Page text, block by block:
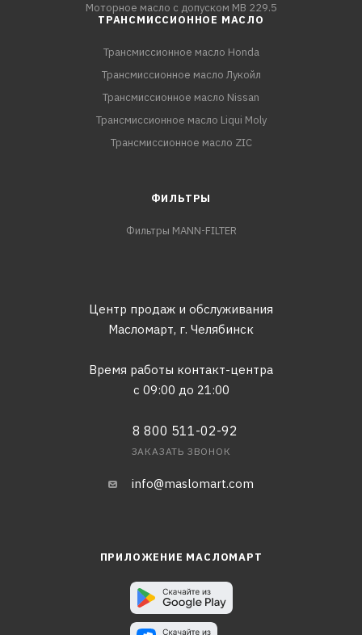
Моторное масло с допуском MB 229.5
ТРАНСМИССИОННОЕ МАСЛО
Трансмиссионное масло Honda
Трансмиссионное масло Лукойл
Трансмиссионное масло Nissan
Трансмиссионное масло Liqui Moly
Трансмиссионное масло ZIC
ФИЛЬТРЫ
Фильтры MANN-FILTER
Центр продаж и обслуживания
Масломарт, г. Челябинск
Время работы контакт-центра
с 09:00 до 21:00
8 800 511-02-92
ЗАКАЗАТЬ ЗВОНОК
info@maslomart.com
ПРИЛОЖЕНИЕ МАСЛОМАРТ